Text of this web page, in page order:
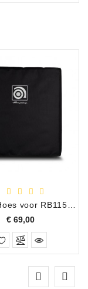
€ 69,00Prijs